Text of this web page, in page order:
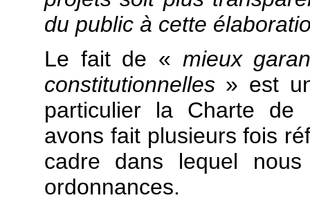
du public à cette
Le fait de « mieux
constitutionnelles» est
particulier la Charte de
avons fait plusieurs fois
cadre dans lequel
ordonnances.